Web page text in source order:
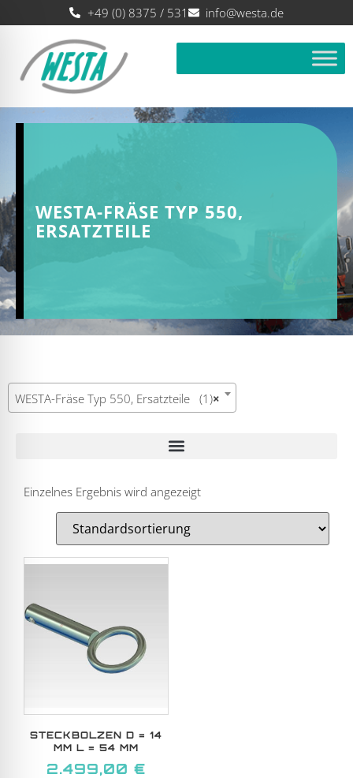
+49 (0) 8375 / 531 info@westa.de
WESTA-FRÄSE TYP 550,
ERSATZTEILE
×
WESTA-Fräse Typ 550, Ersatzteile (1)
Einzelnes Ergebnis wird angezeigt
STECKBOLZEN D = 14
MM L = 54 MM
2.499,00 €